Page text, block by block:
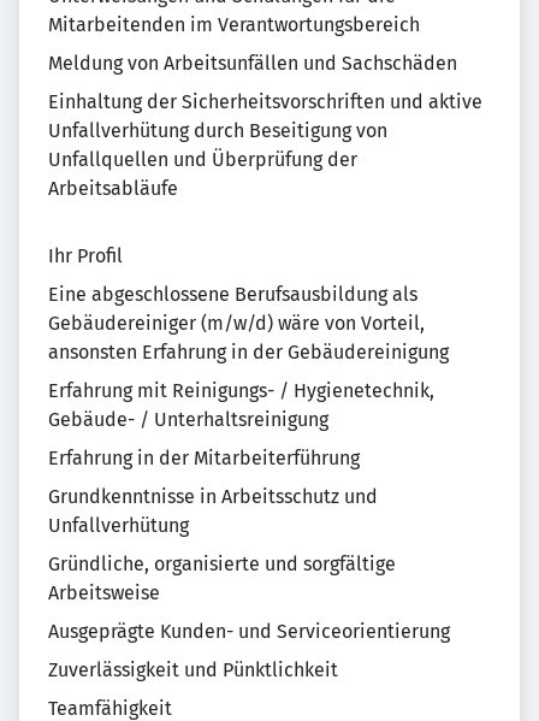
Mitarbeitenden im Verantwortungsbereich
Meldung von Arbeitsunfällen und Sachschäden
Einhaltung der Sicherheitsvorschriften und aktive
Unfallverhütung durch Beseitigung von
Unfallquellen und Überprüfung der
Arbeitsabläufe
Ihr Profil
Eine abgeschlossene Berufsausbildung als
Gebäudereiniger (m/w/d) wäre von Vorteil,
ansonsten Erfahrung in der Gebäudereinigung
Erfahrung mit Reinigungs- / Hygienetechnik,
Gebäude- / Unterhaltsreinigung
Erfahrung in der Mitarbeiterführung
Grundkenntnisse in Arbeitsschutz und
Unfallverhütung
Gründliche, organisierte und sorgfältige
Arbeitsweise
Ausgeprägte Kunden- und Serviceorientierung
Zuverlässigkeit und Pünktlichkeit
Teamfähigkeit